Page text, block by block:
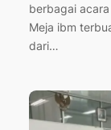
berbagai
Meja ibm
dari…